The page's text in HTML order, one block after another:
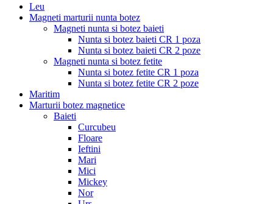
Leu
Magneti marturii nunta botez
Magneti nunta si botez baieti
Nunta si botez baieti CR 1 poza
Nunta si botez baieti CR 2 poze
Magneti nunta si botez fetite
Nunta si botez fetite CR 1 poza
Nunta si botez fetite CR 2 poze
Maritim
Marturii botez magnetice
Baieti
Curcubeu
Floare
Ieftini
Mari
Mici
Mickey
Nor